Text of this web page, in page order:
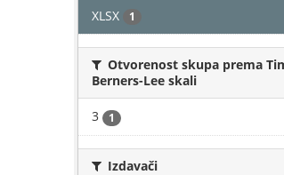
XLSX 1
Otvorenost skupa prema
Berners-Lee skali
3 1
Izdavači